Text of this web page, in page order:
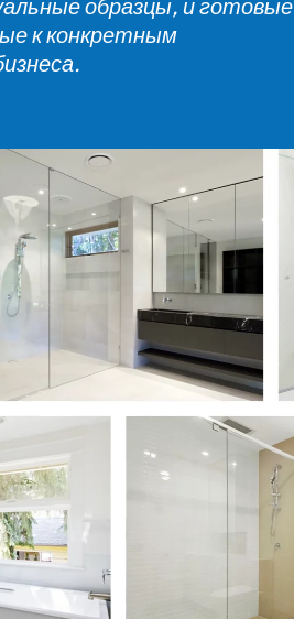
образцы, и готовые
к конкретным